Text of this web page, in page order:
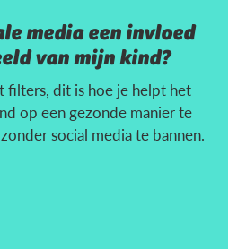
media een invloed
van mijn kind?
filters, dit is hoe je helpt het
op een gezonde manier te
social media te bannen.